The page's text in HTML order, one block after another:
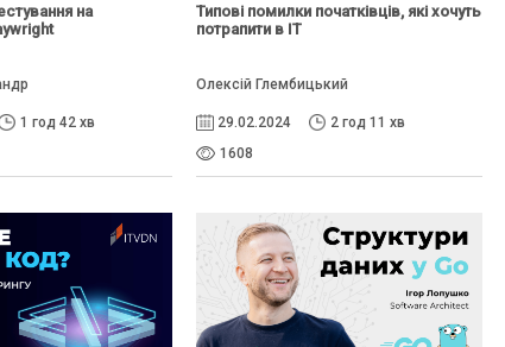
на
1 год 42 хв
Типові помилки початківців, які хочуть
потрапити в IT
Олексій Глембицький
29.02.2024
2 год 11 хв
1608